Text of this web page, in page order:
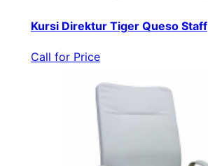
Kursi Direktur Tiger Queso Staff
Call for Price